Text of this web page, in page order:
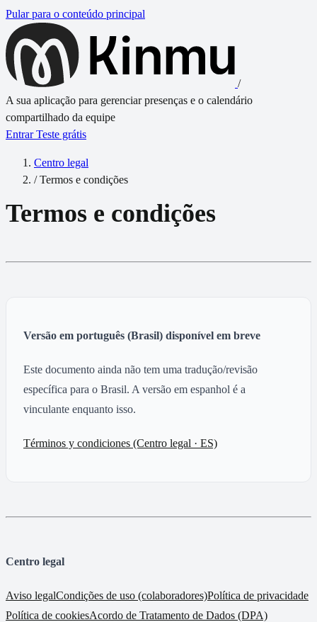
Pular para o conteúdo principal
/
A sua aplicação para gerenciar presenças e o calendário
compartilhado da equipe
EntrarTeste grátis
Centro legal
/ Termos e condições
Termos e condições
Versão em português (Brasil) disponível em breve
Este documento ainda não tem uma tradução/revisão
específica para o Brasil. A versão em espanhol é a
vinculante enquanto isso.
Términos y condiciones (Centro legal · ES)
Centro legal
Aviso legalCondições de uso (colaboradores)Política de privacidade
Política de cookiesAcordo de Tratamento de Dados (DPA)